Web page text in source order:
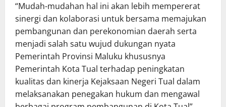
“Mudah-mudahan hal ini akan lebih mempererat
sinergi dan kolaborasi untuk bersama memajukan
pembangunan dan perekonomian daerah serta
menjadi salah satu wujud dukungan nyata
Pemerintah Provinsi Maluku khususnya
Pemerintah Kota Tual terhadap peningkatan
kualitas dan kinerja Kejaksaan Negeri Tual dalam
melaksanakan penegakan hukum dan mengawal